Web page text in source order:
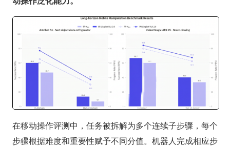
在移动操作评测中，任务被拆解为多个连续子步骤，每个
步骤根据难度和重要性赋予不同分值。机器人完成相应步